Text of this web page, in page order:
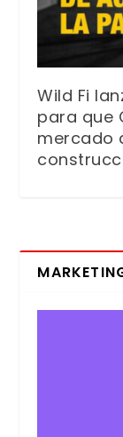
Wild Fi
para que
mercado